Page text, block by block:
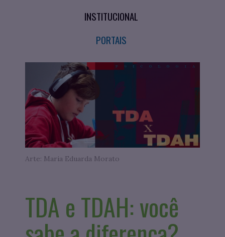
INSTITUCIONAL
PORTAIS
Arte: Maria Eduarda Morato
TDA e TDAH: você